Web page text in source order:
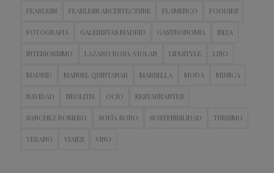
FEARLESS FEARLESS ARCHITECTURE FLAMENCO FOODIES
FOTOGRAFIA GALERISTAS MADRID GASTRONOMIA IBIZA
INTERIORISMO LAZARO ROSA-VIOLAN LIFESTYLE LUJO
MADRID MANUEL QUINTANAR MARBELLA MODA MÚSICA
NAVIDAD NEOLITH OCIO RESTAURANTES
SANCHEZ ROMERO SOFÍA BONO SOSTENIBILIDAD TURISMO
VERANO VIAJES VINO